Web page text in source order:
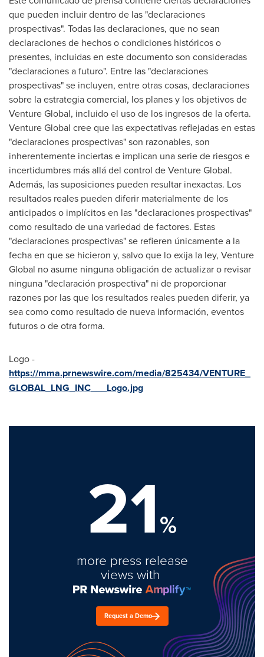
que pueden incluir dentro de las "declaraciones
prospectivas". Todas las declaraciones, que no sean
declaraciones de hechos o condiciones históricos o
presentes, incluidas en este documento son consideradas
"declaraciones a futuro". Entre las "declaraciones
prospectivas" se incluyen, entre otras cosas, declaraciones
sobre la estrategia comercial, los planes y los objetivos de
Venture Global, incluido el uso de los ingresos de la oferta.
Venture Global cree que las expectativas reflejadas en estas
"declaraciones prospectivas" son razonables, son
inherentemente inciertas e implican una serie de riesgos e
incertidumbres más allá del control de Venture Global.
Además, las suposiciones pueden resultar inexactas. Los
resultados reales pueden diferir materialmente de los
anticipados o implícitos en las "declaraciones prospectivas"
como resultado de una variedad de factores. Estas
"declaraciones prospectivas" se refieren únicamente a la
fecha en que se hicieron y, salvo que lo exija la ley, Venture
Global no asume ninguna obligación de actualizar o revisar
ninguna "declaración prospectiva" ni de proporcionar
razones por las que los resultados reales pueden diferir, ya
sea como como resultado de nueva información, eventos
futuros o de otra forma.
Logo -
https://mma.prnewswire.com/media/825434/VENTURE_
GLOBAL_LNG_INC___Logo.jpg
21%
more press release
views with
Request a Demo